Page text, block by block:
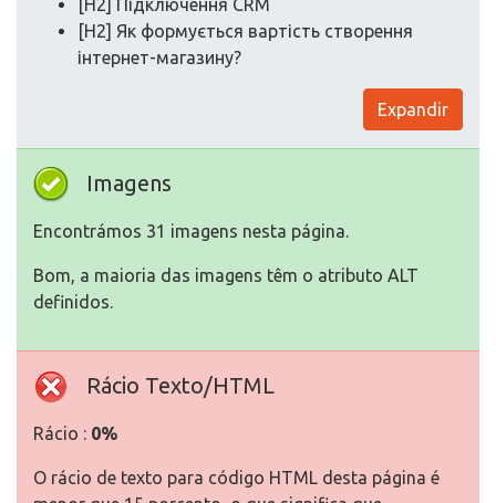
[H2] Підключення CRM
[H2] Як формується вартість створення
інтернет-магазину?
Expandir
Imagens
Encontrámos 31 imagens nesta página.
Bom, a maioria das imagens têm o atributo ALT
definidos.
Rácio Texto/HTML
Rácio : 0%
O rácio de texto para código HTML desta página é